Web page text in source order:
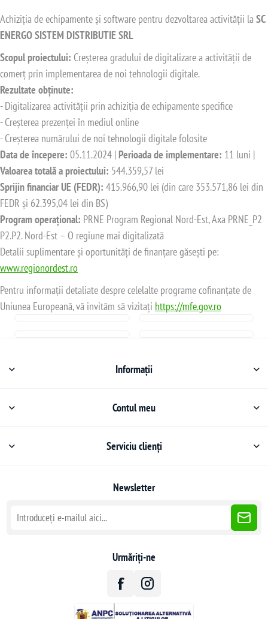
Achiziția de echipamente și software pentru dezvoltarea activității laSC
ENERGO SISTEM DISTRIBUTIE SRL
Scopul proiectului: Creșterea gradului de digitalizare a activității de
comerț prin implementarea de noi tehnologii digitale.
Rezultate obținute:
- Digitalizarea activității prin achiziția de echipamente specifice
- Creșterea prezenței în mediul online
- Creșterea numărului de noi tehnologii digitale folosite
Data de începere: 05.11.2024 | Perioada de implementare: 11 luni |
Valoarea totală a proiectului: 544.359,57 lei
Sprijin financiar UE (FEDR): 415.966,90 lei (din care 353.571,86 lei din
FEDR și 62.395,04 lei din BS)
Program operațional: PRNE Program Regional Nord-Est, Axa PRNE_P2
P2.P2. Nord-Est – O regiune mai digitalizată
Detalii suplimentare și oportunități de finanțare găsești pe:
www.regionordest.ro
Pentru informații detaliate despre celelalte programe cofinanțate de
Uniunea Europeană, vă invităm să vizitați https://mfe.gov.ro
Informații
Contul meu
Serviciu clienți
Newsletter
Urmăriți-ne